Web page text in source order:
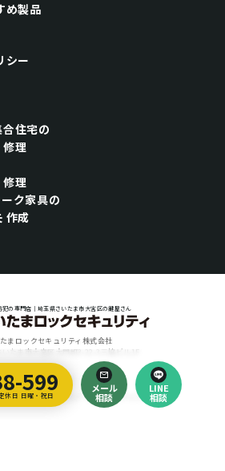
599
休日 日曜・祝日
メール
相談
LINE
相談
め製品
シー
住宅の
理
理
ク家具の
作成
犯の専門店｜埼玉県さいたま市大宮区の鍵屋さん
まロックセキュリティ株式会社
いたま市大宮区大門町3-22-3三協ビル1F
Designed by
作会社｜ティラノ・クリエイティブ・アーツ